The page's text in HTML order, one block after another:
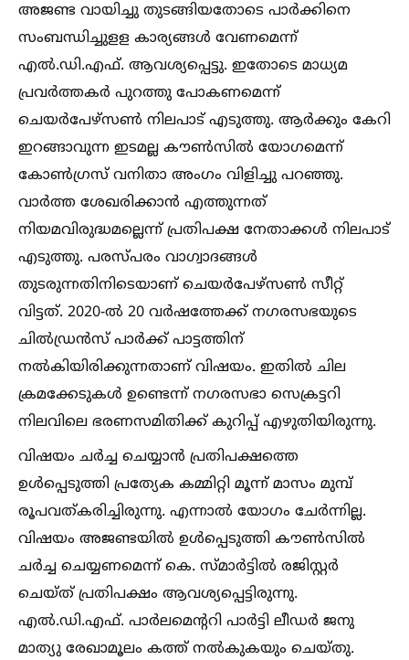
അജണ്ട വായിച്ചു തുടങ്ങിയതോടെ പാര്‍ക്കിനെ
സംബന്ധിച്ചുളള കാര്യങ്ങള്‍ വേണമെന്ന്
എല്‍.ഡി.എഫ്. ആവശ്യപ്പെട്ടു. ഇതോടെ മാധ്യമ
പ്രവര്‍ത്തകര്‍ പുറത്തു പോകണമെന്ന്
ചെയര്‍പേഴ്സണ്‍ നിലപാട് എടുത്തു. ആര്‍ക്കും കേറി
ഇറങ്ങാവുന്ന ഇടമല്ല കൗണ്‍സില്‍ യോഗമെന്ന്
കോണ്‍ഗ്രസ് വനിതാ അംഗം വിളിച്ചു പറഞ്ഞു.
വാര്‍ത്ത ശേഖരിക്കാന്‍ എത്തുന്നത്
നിയമവിരുദ്ധമല്ലെന്ന് പ്രതിപക്ഷ നേതാക്കള്‍ നിലപാട്
എടുത്തു. പരസ്പരം വാഗ്വാദങ്ങള്‍
തുടരുന്നതിനിടെയാണ് ചെയര്‍പേഴ്സണ്‍ സീറ്റ്
വിട്ടത്. 2020-ല്‍ 20 വര്‍ഷത്തേക്ക് നഗരസഭയുടെ
ചില്‍ഡ്രന്‍സ് പാര്‍ക്ക് പാട്ടത്തിന്
നല്‍കിയിരിക്കുന്നതാണ് വിഷയം. ഇതില്‍ ചില
ക്രമക്കേടുകള്‍ ഉണ്ടെന്ന് നഗരസഭാ സെക്രട്ടറി
നിലവിലെ ഭരണസമിതിക്ക് കുറിപ്പ് എഴുതിയിരുന്നു.
വിഷയം ചര്‍ച്ച ചെയ്യാന്‍ പ്രതിപക്ഷത്തെ
ഉള്‍പ്പെടുത്തി പ്രത്യേക കമ്മിറ്റി മൂന്ന് മാസം മുമ്പ്
രൂപവത്കരിച്ചിരുന്നു. എന്നാല്‍ യോഗം ചേര്‍ന്നില്ല.
വിഷയം അജണ്ടയില്‍ ഉള്‍പ്പെടുത്തി കൗണ്‍സില്‍
ചര്‍ച്ച ചെയ്യണമെന്ന് കെ. സ്മാര്‍ട്ടില്‍ രജിസ്റ്റര്‍
ചെയ്ത് പ്രതിപക്ഷം ആവശ്യപ്പെട്ടിരുന്നു.
എല്‍.ഡി.എഫ്. പാര്‍ലമെന്ററി പാര്‍ട്ടി ലീഡര്‍ ജനു
മാത്യു രേഖാമൂലം കത്ത് നല്‍കുകയും ചെയ്തു.